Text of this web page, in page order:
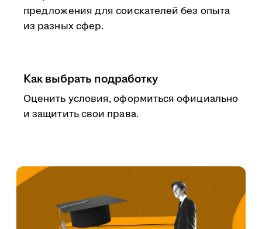
предложения для соискателей без опыта
из разных сфер.
Как выбрать подработку
Оценить условия, оформиться официально
и защитить свои права.